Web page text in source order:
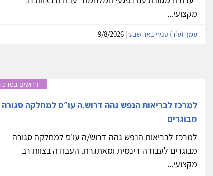
מקצועי...
עמך (ע'ר) סניף באר שבע
דרושים במרכז
למרכז לבריאות הנפש גהה דרוש.ה עו״ס למחלקה סגורה
מבוגרים
למרכז לבריאות הנפש גהה דרוש/ה עו'ס למחלקה סגורה
מבוגרים לעבודה דינמית ומאתגרת. העבודה בצוות רב
מקצועי...